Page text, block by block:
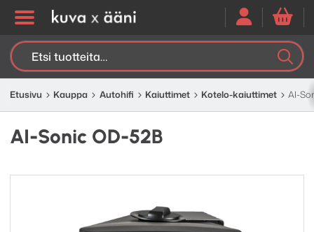
Etsi:
Etusivu Kauppa Autohifi Kaiuttimet Kotelo-kaiuttimet AI-
AI-Sonic OD-52B